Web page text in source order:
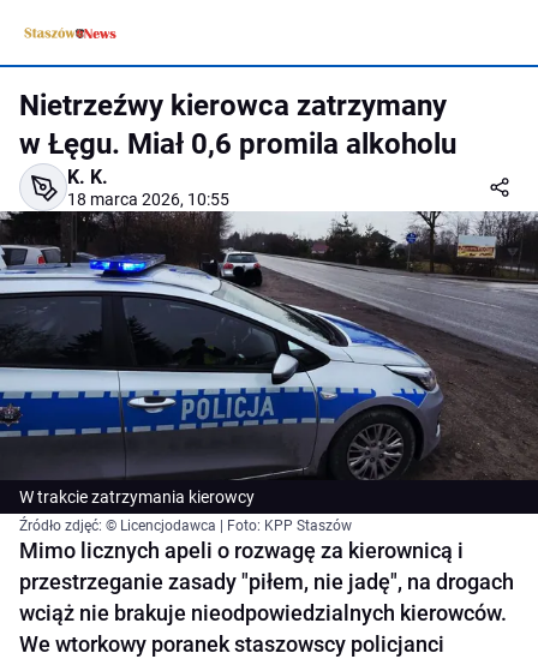
Nietrzeźwy kierowca zatrzymany
w Łęgu. Miał 0,6 promila alkoholu
K. K.
18 marca 2026, 10:55
W trakcie zatrzymania kierowcy
Źródło zdjęć: © Licencjodawca | Foto: KPP Staszów
Mimo licznych apeli o rozwagę za kierownicą i
przestrzeganie zasady "piłem, nie jadę", na drogach
wciąż nie brakuje nieodpowiedzialnych kierowców.
We wtorkowy poranek staszowscy policjanci